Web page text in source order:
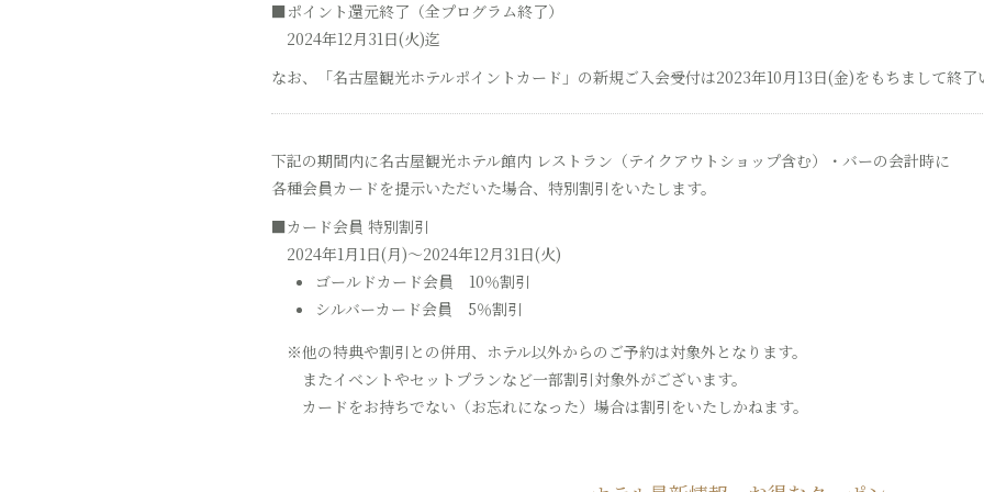
■ポイント還元終了（全プログラム終了）
2024年12月31日(火)迄
なお、「名古屋観光ホテルポイントカード」の新規ご入会受付は2023年10月13日(金)をもちまして終了
下記の期間内に名古屋観光ホテル館内 レストラン（テイクアウトショップ含む）・バーの会計時に
各種会員カードを提示いただいた場合、特別割引をいたします。
■カード会員 特別割引
2024年1月1日(月)～2024年12月31日(火)
ゴールドカード会員 10％割引
シルバーカード会員 5％割引
※他の特典や割引との併用、ホテル以外からのご予約は対象外となります。
またイベントやセットプランなど一部割引対象外がございます。
カードをお持ちでない（お忘れになった）場合は割引をいたしかねます。